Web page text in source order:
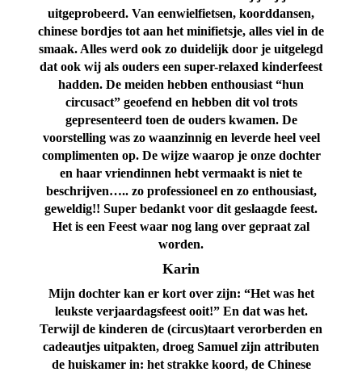
uitgeprobeerd. Van eenwielfietsen, koorddansen,
chinese bordjes tot aan het minifietsje, alles viel in de
smaak. Alles werd ook zo duidelijk door je uitgelegd
dat ook wij als ouders een super-relaxed kinderfeest
hadden. De meiden hebben enthousiast “hun
circusact” geoefend en hebben dit vol trots
gepresenteerd toen de ouders kwamen. De
voorstelling was zo waanzinnig en leverde heel veel
complimenten op. De wijze waarop je onze dochter
en haar vriendinnen hebt vermaakt is niet te
beschrijven….. zo professioneel en zo enthousiast,
geweldig!! Super bedankt voor dit geslaagde feest.
Het is een Feest waar nog lang over gepraat zal
worden.
Karin
Mijn dochter kan er kort over zijn: “Het was het
leukste verjaardagsfeest ooit!” En dat was het.
Terwijl de kinderen de (circus)taart verorberden en
cadeautjes uitpakten, droeg Samuel zijn attributen
de huiskamer in: het strakke koord, de Chinese